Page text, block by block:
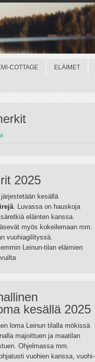
COTTAGE ELÄIMET
2025
kesällä
. Luvassa on hauskoja
eläinten kanssa.
myös kokeilemaan mm.
vuohiagilityssä.
Leinun-tilan eläimien
kesällä 2025
loma Leinun tilalla mökissä
majoittuen ja maatilan
Ohjelmassa mm.
vuohien kanssa, vuohi-